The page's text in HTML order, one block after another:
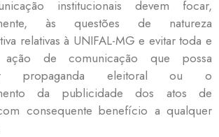
institucionais devem focar,
às questões de natureza
relativas à UNIFAL-MG e evitar toda e
ação de comunicação que possa
propaganda eleitoral ou o
da publicidade dos atos de
consequente benefício a qualquer